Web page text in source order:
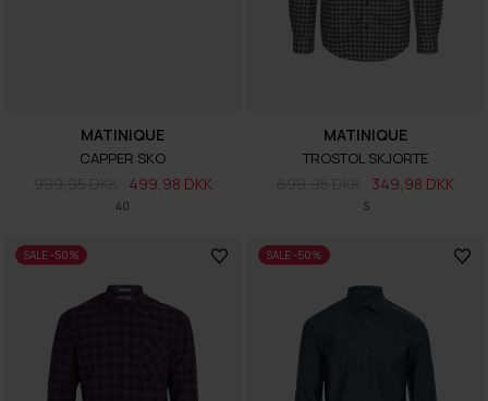
40
MATINIQUE
CAPPER SKO
499,98 DKK
S
MATINIQUE
TROSTOL SKJORTE
349,98 DKK
SALE -50% SALE -50%